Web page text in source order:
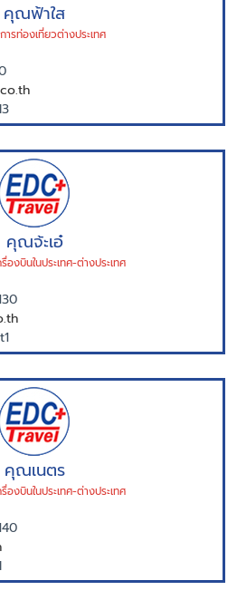
คุณฟ้าใส
ารท่องเที่ยวต่างประเทศ
คุณจ้ะเอ๋
องบินในประเทศ-ต่างประเทศ
คุณเนตร
องบินในประเทศ-ต่างประเทศ